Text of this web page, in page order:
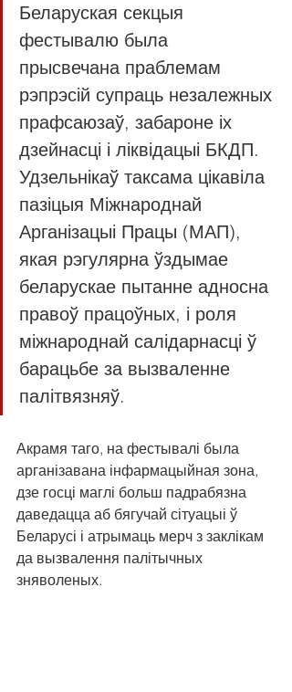
Беларуская секцыя
фестывалю была
прысвечана праблемам
рэпрэсій супраць незалежных
прафсаюзаў, забароне іх
дзейнасці і ліквідацыі БКДП.
Удзельнікаў таксама цікавіла
пазіцыя Міжнароднай
Арганізацыі Працы (МАП),
якая рэгулярна ўздымае
беларускае пытанне адносна
правоў працоўных, і роля
міжнароднай салідарнасці ў
барацьбе за вызваленне
палітвязняў.
Акрамя таго, на фестывалі была
арганізавана інфармацыйная зона,
дзе госці маглі больш падрабязна
даведацца аб бягучай сітуацыі ў
Беларусі і атрымаць мерч з заклікам
да вызвалення палітычных
зняволеных.